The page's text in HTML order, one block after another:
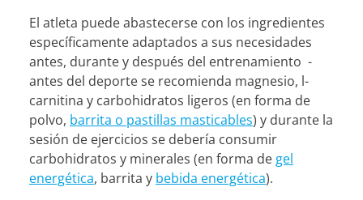
El atleta puede abastecerse con los ingredientes
específicamente adaptados a sus necesidades
antes, durante y después del entrenamiento -
antes del deporte se recomienda magnesio, l-
carnitina y carbohidratos ligeros (en forma de
polvo, barrita o pastillas masticables) y durante la
sesión de ejercicios se debería consumir
carbohidratos y minerales (en forma de gel
energética, barrita y bebida energética).